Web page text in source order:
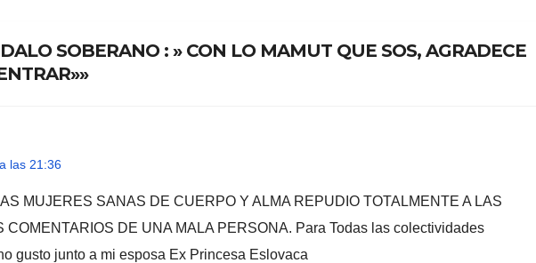
SOBERANO : » CON LO MAMUT QUE SOS, AGRADECE
las 21:36
MUJERES SANAS DE CUERPO Y ALMA REPUDIO TOTALMENTE A LAS
COMENTARIOS DE UNA MALA PERSONA. Para Todas las colectividades
gusto junto a mi esposa Ex Princesa Eslovaca